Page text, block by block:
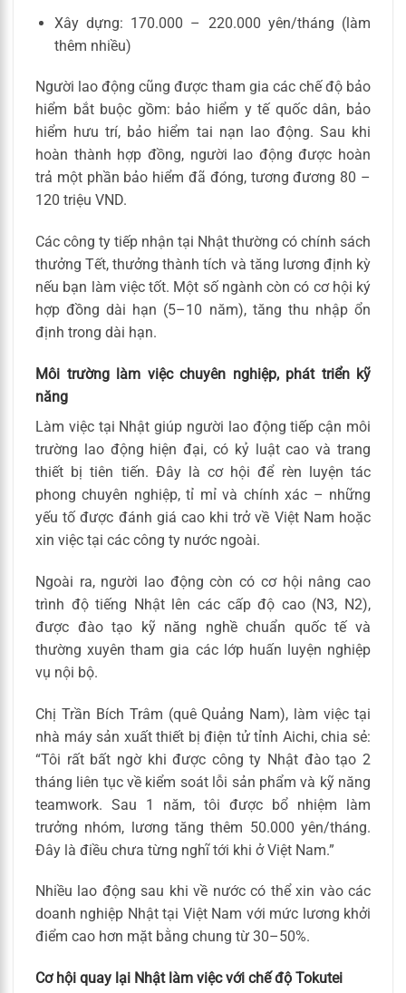
Xây dựng: 170.000 – 220.000 yên/tháng (làm
thêm nhiều)
Người lao động cũng được tham gia các chế độ bảo
hiểm bắt buộc gồm: bảo hiểm y tế quốc dân, bảo
hiểm hưu trí, bảo hiểm tai nạn lao động. Sau khi
hoàn thành hợp đồng, người lao động được hoàn
trả một phần bảo hiểm đã đóng, tương đương 80 –
120 triệu VND.
Các công ty tiếp nhận tại Nhật thường có chính sách
thưởng Tết, thưởng thành tích và tăng lương định kỳ
nếu bạn làm việc tốt. Một số ngành còn có cơ hội ký
hợp đồng dài hạn (5–10 năm), tăng thu nhập ổn
định trong dài hạn.
Môi trường làm việc chuyên nghiệp, phát triển kỹ
năng
Làm việc tại Nhật giúp người lao động tiếp cận môi
trường lao động hiện đại, có kỷ luật cao và trang
thiết bị tiên tiến. Đây là cơ hội để rèn luyện tác
phong chuyên nghiệp, tỉ mỉ và chính xác – những
yếu tố được đánh giá cao khi trở về Việt Nam hoặc
xin việc tại các công ty nước ngoài.
Ngoài ra, người lao động còn có cơ hội nâng cao
trình độ tiếng Nhật lên các cấp độ cao (N3, N2),
được đào tạo kỹ năng nghề chuẩn quốc tế và
thường xuyên tham gia các lớp huấn luyện nghiệp
vụ nội bộ.
Chị Trần Bích Trâm (quê Quảng Nam), làm việc tại
nhà máy sản xuất thiết bị điện tử tỉnh Aichi, chia sẻ:
“Tôi rất bất ngờ khi được công ty Nhật đào tạo 2
tháng liên tục về kiểm soát lỗi sản phẩm và kỹ năng
teamwork. Sau 1 năm, tôi được bổ nhiệm làm
trưởng nhóm, lương tăng thêm 50.000 yên/tháng.
Đây là điều chưa từng nghĩ tới khi ở Việt Nam.”
Nhiều lao động sau khi về nước có thể xin vào các
doanh nghiệp Nhật tại Việt Nam với mức lương khởi
điểm cao hơn mặt bằng chung từ 30–50%.
Cơ hội quay lại Nhật làm việc với chế độ Tokutei